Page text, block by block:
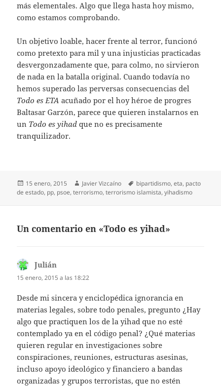
más elementales. Algo que llega hasta hoy mismo,
como estamos comprobando.
Un objetivo loable, hacer frente al terror, funcionó
como pretexto para mil y una injusticias practicadas
desvergonzadamente que, para colmo, no sirvieron
de nada en la batalla original. Cuando todavía no
hemos superado las perversas consecuencias del
Todo es ETA acuñado por el hoy héroe de progres
Baltasar Garzón, parece que quieren instalarnos en
un Todo es yihad que no es precisamente
tranquilizador.
Publicado
el
15 enero, 2015 Autor
Javier Vizcaíno Etiquetas
bipartidismo,eta, pacto
de estado, pp, psoe,terrorismo,terrorismo islamista,yihadismo
Un comentario en «Todo es yihad»
Julián
15 enero, 2015 a las 18:22
Desde mi sincera y enciclopédica ignorancia en
materias legales, sobre todo penales, pregunto ¿Hay
algo que practiquen los de la yihad que no esté
contemplado ya en el código penal? ¿Qué materias
quieren regular en investigaciones sobre
conspiraciones, reuniones, estructuras asesinas,
incluso apoyo ideológico y financiero a bandas
organizadas y grupos terroristas, que no estén